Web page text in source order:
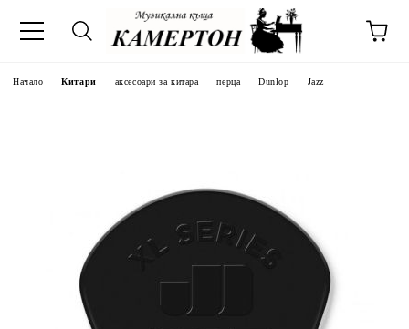
Начало Китари аксесоари за китара перца Dunlop Jazz